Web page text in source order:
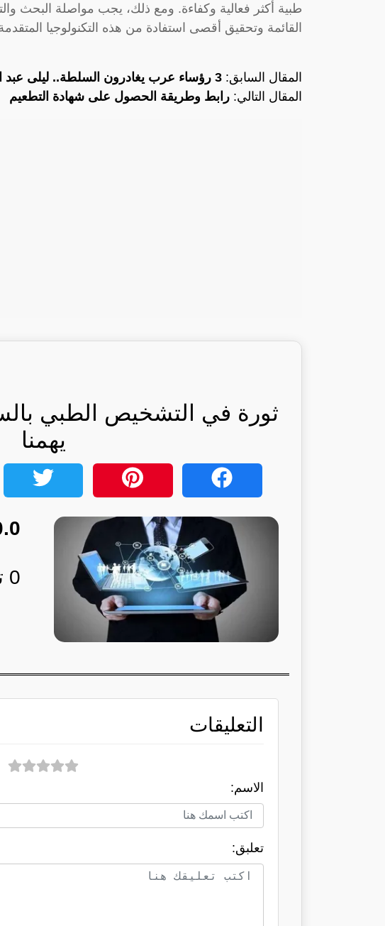
طبية أكثر فعالية وكفاءة. ومع ذلك، يجب مواصلة البحث
القائمة وتحقيق أقصى استفادة من هذه التكنولوجيا
المقال السابق: 3 رؤساء عرب يغادرون السلطة.. ليلى عبد اللطيف
المقال التالي: رابط وطريقة الحصول على شهادة التطعيم
ثورة في التشخيص الطبي
يهمنا
0
التعليقات
الاسم:
تعلبق: